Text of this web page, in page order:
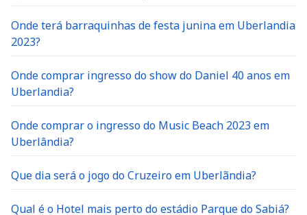
Onde terá barraquinhas de festa junina em Uberlandia
2023?
Onde comprar ingresso do show do Daniel 40 anos em
Uberlandia?
Onde comprar o ingresso do Music Beach 2023 em
Uberlândia?
Que dia será o jogo do Cruzeiro em Uberlãndia?
Qual é o Hotel mais perto do estádio Parque do Sabiá?